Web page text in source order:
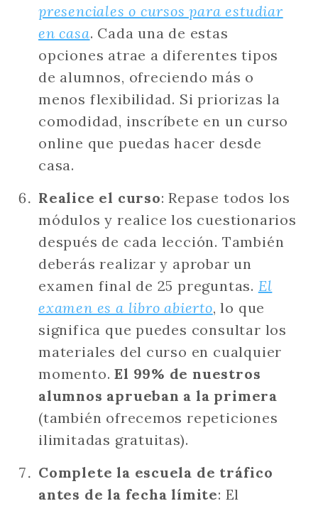
presenciales o cursos para estudiar
en casa. Cada una de estas
opciones atrae a diferentes tipos
de alumnos, ofreciendo más o
menos flexibilidad. Si priorizas la
comodidad, inscríbete en un curso
online que puedas hacer desde
casa.
Realice el curso: Repase todos los
módulos y realice los cuestionarios
después de cada lección. También
deberás realizar y aprobar un
examen final de 25 preguntas. El
examen es a libro abierto, lo que
significa que puedes consultar los
materiales del curso en cualquier
momento.El 99% de nuestros
alumnos aprueban a la primera
(también ofrecemos repeticiones
ilimitadas gratuitas).
Complete la escuela de tráfico
antes de la fecha límite: El